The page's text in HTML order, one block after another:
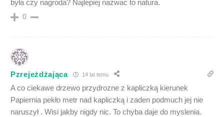
była czy nagroda? Najlepiej nazwac to natura.
0
Pzrejeżdżająca 14 lat temu
A co ciekawe drzewo przydrozne z kapliczką kierunek
Papiernia pekło metr nad kapliczką i zaden podmuch jej nie
naruszył . Wisi jakby nigdy nic. To chyba daje do myslenia.